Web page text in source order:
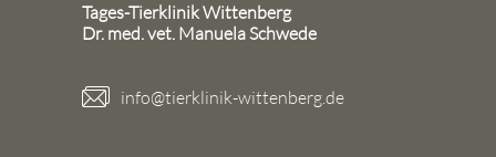
Tages-Tierklinik Wittenberg
Dr. med. vet. Manuela Schwede
info@tierklinik-wittenberg.de